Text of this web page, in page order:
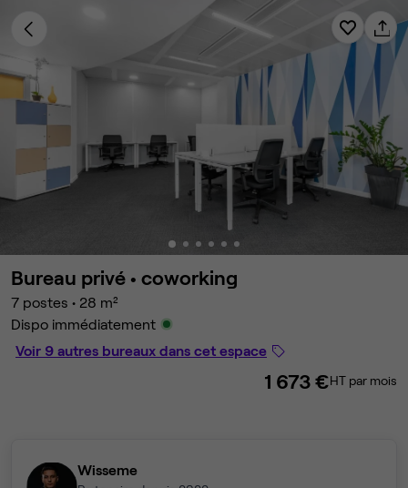
Bureau privé • coworking
7 postes • 28 m²
Dispo immédiatement
Voir 9 autres bureaux dans cet espace
1 673 €HT par mois
Wisseme